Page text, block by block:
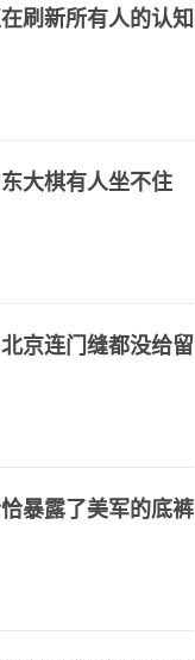
刷新所有人的认知
大棋有人坐不住
京连门缝都没给留
暴露了美军的底裤